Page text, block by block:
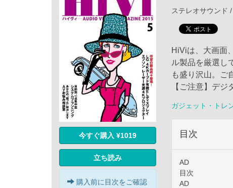
今すぐ購入 ¥1019
立ち読み
購入前に目次をご確認
ステレオサウンド
HiViは、大画面
ル製品を厳選し
も盛り沢山。ご
【ご注意】デ
ガジェット・トレ
目次
AD
目次
AD